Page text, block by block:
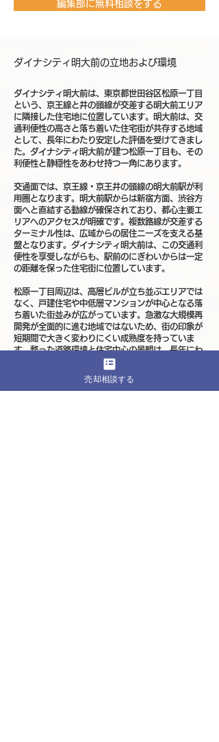
編集部に無料相談をする
ダイナシティ明大前の立地および環境
ダイナシティ明大前は、東京都世田谷区松原一丁目
という、京王線と井の頭線が交差する明大前エリア
に隣接した住宅地に位置しています。明大前は、交
通利便性の高さと落ち着いた住宅街が共存する地域
として、長年にわたり安定した評価を受けてきまし
た。ダイナシティ明大前が建つ松原一丁目も、その
利便性と静穏性をあわせ持つ一角にあります。
交通面では、京王線・京王井の頭線の明大前駅が利
用圏となります。明大前駅からは新宿方面、渋谷方
面へと直結する動線が確保されており、都心主要エ
リアへのアクセスが明確です。複数路線が交差する
ターミナル性は、広域からの居住ニーズを支える基
盤となります。ダイナシティ明大前は、この交通利
便性を享受しながらも、駅前のにぎわいからは一定
の距離を保った住宅街に位置しています。
松原一丁目周辺は、高層ビルが立ち並ぶエリアでは
なく、戸建住宅や中低層マンションが中心となる落
ち着いた街並みが広がっています。急激な大規模再
開発が全面的に進む地域ではないため、街の印象が
短期間で大きく変わりにくい成熟度を持っていま
す。整った道路環境と住宅中心の景観は、長年にわ
たり維持されてきたものであり、ダイナシティ明大
前の周辺も生活のイメージを具体的に描きやすい立
売却相談する